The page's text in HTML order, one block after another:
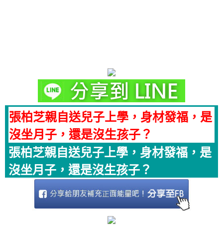
張柏芝親自送兒子上學，身材發福，是
沒坐月子，還是沒生孩子？
張柏芝親自送兒子上學，身材發福，是
沒坐月子，還是沒生孩子？